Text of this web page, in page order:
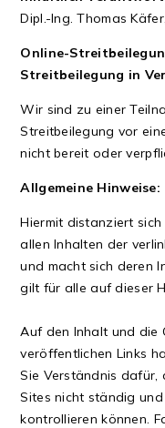
Dipl.-Ing. Thomas
Online-
Streitbeilegung in
Wir sind zu einer
Streitbeilegung vor
nicht bereit oder
Allgemeine Hinweise:
Hiermit distanziert
allen Inhalten der
und macht sich deren
gilt für alle auf dieser
Auf den Inhalt und die
veröffentlichen Links
Sie Verständnis dafür,
Sites nicht ständig
kontrollieren können.